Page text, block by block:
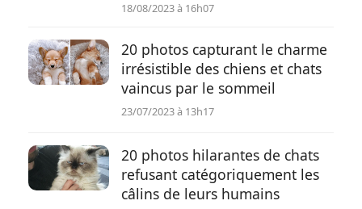
18/08/2023 à 16h07
20 photos capturant le charme
irrésistible des chiens et chats
vaincus par le sommeil
23/07/2023 à 13h17
20 photos hilarantes de chats
refusant catégoriquement les
câlins de leurs humains